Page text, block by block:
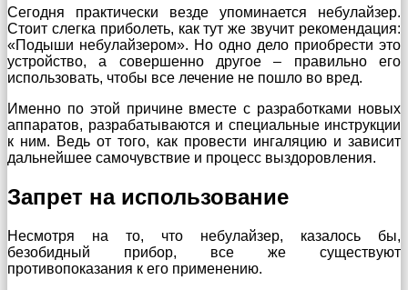
Сегодня практически везде упоминается небулайзер.
Стоит слегка приболеть, как тут же звучит рекомендация:
«Подыши небулайзером». Но одно дело приобрести это
устройство, а совершенно другое – правильно его
использовать, чтобы все лечение не пошло во вред.
Именно по этой причине вместе с разработками новых
аппаратов, разрабатываются и специальные инструкции
к ним. Ведь от того, как провести ингаляцию и зависит
дальнейшее самочувствие и процесс выздоровления.
Запрет на использование
Несмотря на то, что небулайзер, казалось бы,
безобидный прибор, все же существуют
противопоказания к его применению.